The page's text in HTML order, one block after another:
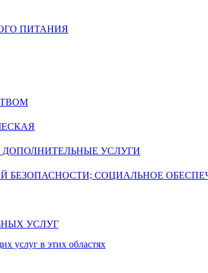
ПИТАНИЯ
УСЛУГИ
БЕЗОПАСНОСТИ; СОЦИАЛЬНОЕ
УСЛУГ
услуг в этих областях